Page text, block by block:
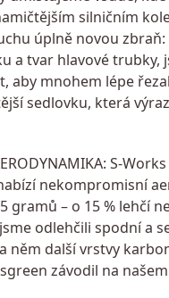
silničním
úplně novou
a tvar hlavové
mnohem lépe
sedlovku, která
S-
nekompromisní
– o 15 % lehčí
odlehčili spodní a
něm další vrstvy
závodil na